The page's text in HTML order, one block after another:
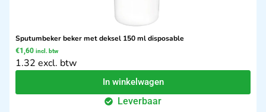
Sputumbeker beker met deksel 150 ml disposable
€1,60 incl. btw
1.32 excl. btw
In winkelwagen
Leverbaar